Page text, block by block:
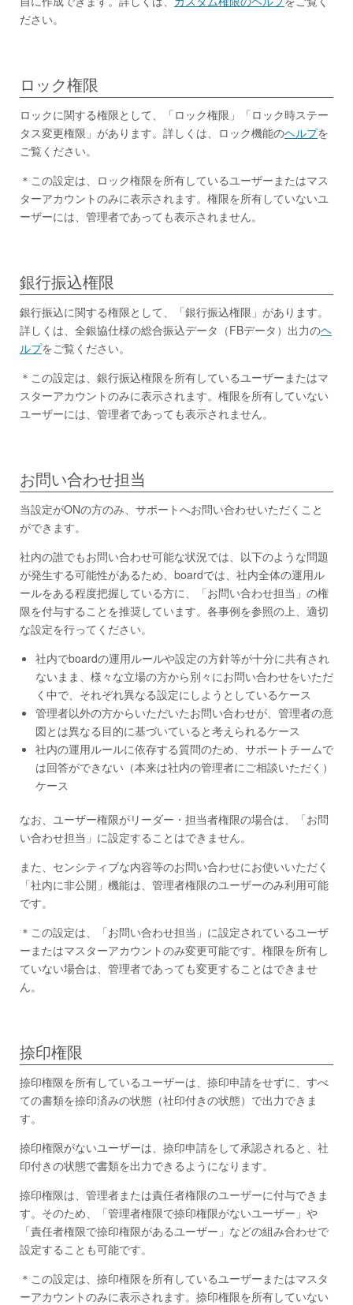
ださい。
ロック権限
ロックに関する権限として、「ロック権限」「ロック時ステー
タス変更権限」があります。詳しくは、ロック機能のヘルプを
ご覧ください。
＊この設定は、ロック権限を所有しているユーザーまたはマス
ターアカウントのみに表示されます。権限を所有していないユ
ーザーには、管理者であっても表示されません。
銀行振込権限
銀行振込に関する権限として、「銀行振込権限」があります。
詳しくは、全銀協仕様の総合振込データ（FBデータ）出力のヘ
ルプをご覧ください。
＊この設定は、銀行振込権限を所有しているユーザーまたはマ
スターアカウントのみに表示されます。権限を所有していない
ユーザーには、管理者であっても表示されません。
お問い合わせ担当
当設定がONの方のみ、サポートへお問い合わせいただくこと
ができます。
社内の誰でもお問い合わせ可能な状況では、以下のような問題
が発生する可能性があるため、boardでは、社内全体の運用ル
ールをある程度把握している方に、「お問い合わせ担当」の権
限を付与することを推奨しています。各事例を参照の上、適切
な設定を行ってください。
社内でboardの運用ルールや設定の方針等が十分に共有され
ないまま、様々な立場の方から別々にお問い合わせをいただ
く中で、それぞれ異なる設定にしようとしているケース
管理者以外の方からいただいたお問い合わせが、管理者の意
図とは異なる目的に基づいていると考えられるケース
社内の運用ルールに依存する質問のため、サポートチームで
は回答ができない（本来は社内の管理者にご相談いただく）
ケース
なお、ユーザー権限がリーダー・担当者権限の場合は、「お問
い合わせ担当」に設定することはできません。
また、センシティブな内容等のお問い合わせにお使いいただく
「社内に非公開」機能は、管理者権限のユーザーのみ利用可能
です。
＊この設定は、「お問い合わせ担当」に設定されているユーザ
ーまたはマスターアカウントのみ変更可能です。権限を所有し
ていない場合は、管理者であっても変更することはできませ
ん。
捺印権限
捺印権限を所有しているユーザーは、捺印申請をせずに、すべ
ての書類を捺印済みの状態（社印付きの状態）で出力できま
す。
捺印権限がないユーザーは、捺印申請をして承認されると、社
印付きの状態で書類を出力できるようになります。
捺印権限は、管理者または責任者権限のユーザーに付与できま
す。そのため、「管理者権限で捺印権限がないユーザー」や
「責任者権限で捺印権限があるユーザー」などの組み合わせで
設定することも可能です。
＊この設定は、捺印権限を所有しているユーザーまたはマスタ
ーアカウントのみに表示されます。捺印権限を所有していない